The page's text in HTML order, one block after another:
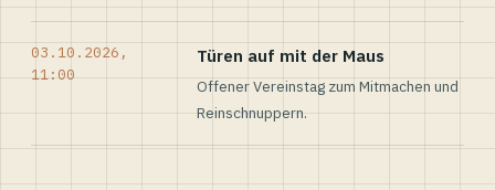
03.10.2026,
11:00
Türen auf mit der Maus
Offener Vereinstag zum Mitmachen und
Reinschnuppern.